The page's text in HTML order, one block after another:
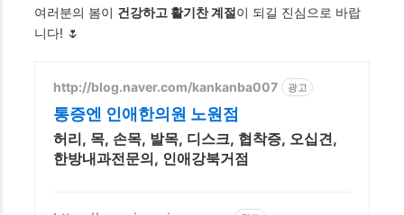
여러분의 봄이 건강하고 활기찬 계절이 되길 진심으로 바랍
니다! 🌷
http://blog.naver.com/kankanba007 광고
통증엔 인애한의원 노원점
허리, 목, 손목, 발목, 디스크, 협착증, 오십견,
한방내과전문의, 인애강북거점